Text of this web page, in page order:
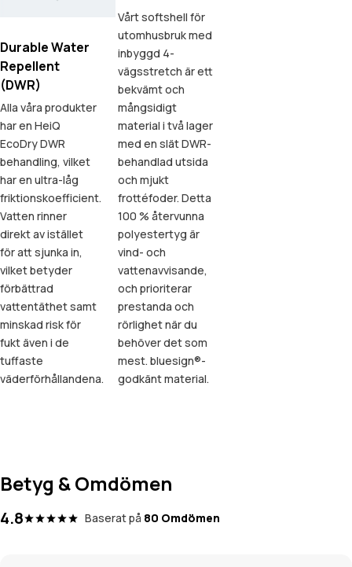
Durable Water
Repellent
(DWR)
Alla våra produkter
har en HeiQ
EcoDry DWR
behandling, vilket
har en ultra-låg
friktionskoefficient.
Vatten rinner
direkt av istället
för att sjunka in,
vilket betyder
förbättrad
vattentäthet samt
minskad risk för
fukt även i de
tuffaste
väderförhållandena.
Vårt softshell för
utomhusbruk med
inbyggd 4-
vägsstretch är ett
bekvämt och
mångsidigt
material i två lager
med en slät DWR-
behandlad utsida
och mjukt
frottéfoder. Detta
100 % återvunna
polyestertyg är
vind- och
vattenavvisande,
och prioriterar
prestanda och
rörlighet när du
behöver det som
mest. bluesign®-
godkänt material.
Betyg & Omdömen
4.8 Baserat på 80 Omdömen